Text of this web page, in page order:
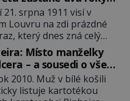
viněný ze spoluúčasti
vydírání a lichvy. A
krom toho je ještě
který neváhá
cesty všechny práskače,
21. srpna 1911 visí v
Louvru na zdi prázdné
který dnes zná celý
Zpočátku si nikdo
jde o krádež.
jsou přesvědčeni, že
je jen v restaurátorské
u fotografa. Když se
Místo manželky
– a sousedi o všem
2010. Muž v bílé košili
listuje kartotékou